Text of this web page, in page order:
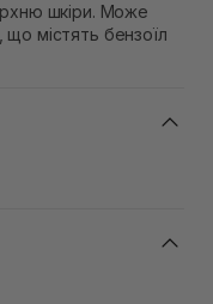
шкіри. Може
містять бензоїл